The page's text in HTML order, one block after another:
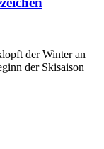
der Winter an
der Skisaison